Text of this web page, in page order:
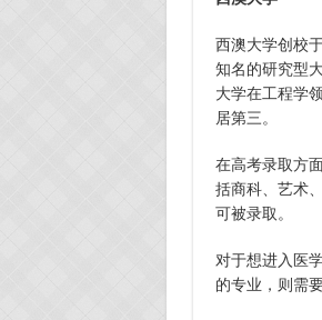
西澳大学创校
知名的研究型
大学在工程学
居第三。
在高考录取方
括商科、艺术
可被录取。
对于想进入医
的专业，则需